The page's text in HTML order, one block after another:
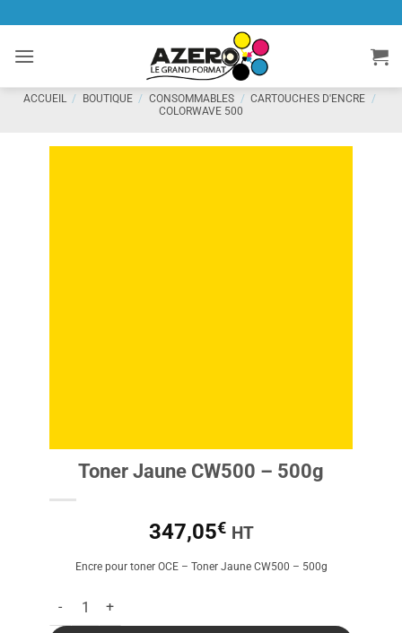
contenu
ACCUEIL / BOUTIQUE / CONSOMMABLES / CARTOUCHES D'ENCRE /
COLORWAVE 500
Toner Jaune CW500 – 500g
347,05€ HT
Encre pour toner OCE – Toner Jaune CW500 – 500g
quantité de Toner Jaune CW500 - 500g